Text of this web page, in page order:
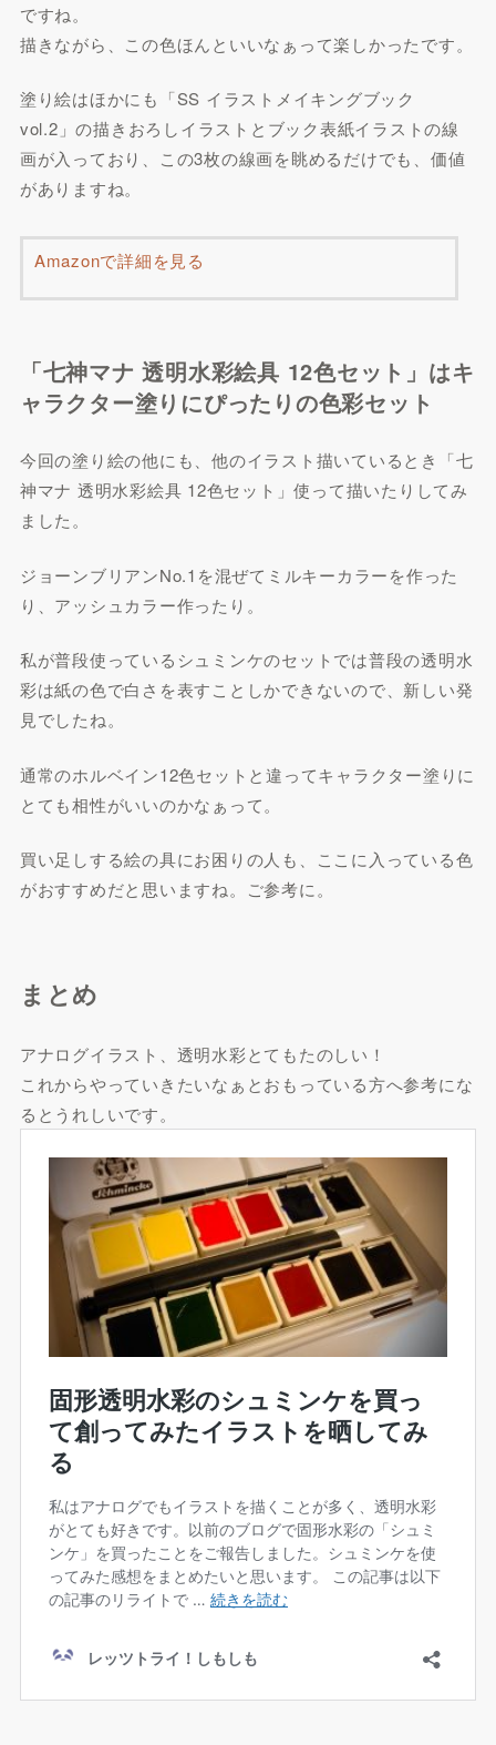
ですね。
描きながら、この色ほんといいなぁって楽しかったです。
塗り絵はほかにも「SS イラストメイキングブック
vol.2」の描きおろしイラストとブック表紙イラストの線
画が入っており、この3枚の線画を眺めるだけでも、価値
がありますね。
Amazonで詳細を見る
「七神マナ 透明水彩絵具 12色セット」はキ
ャラクター塗りにぴったりの色彩セット
今回の塗り絵の他にも、他のイラスト描いているとき「七
神マナ 透明水彩絵具 12色セット」使って描いたりしてみ
ました。
ジョーンブリアンNo.1を混ぜてミルキーカラーを作った
り、アッシュカラー作ったり。
私が普段使っているシュミンケのセットでは普段の透明水
彩は紙の色で白さを表すことしかできないので、新しい発
見でしたね。
通常のホルベイン12色セットと違ってキャラクター塗りに
とても相性がいいのかなぁって。
買い足しする絵の具にお困りの人も、ここに入っている色
がおすすめだと思いますね。ご参考に。
まとめ
アナログイラスト、透明水彩とてもたのしい！
これからやっていきたいなぁとおもっている方へ参考にな
るとうれしいです。